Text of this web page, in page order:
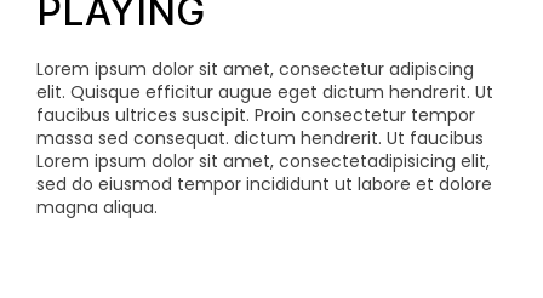
PLAYING
Lorem ipsum dolor sit amet, consectetur adipiscing
elit. Quisque efficitur augue eget dictum hendrerit. Ut
faucibus ultrices suscipit. Proin consectetur tempor
massa sed consequat. dictum hendrerit. Ut faucibus
Lorem ipsum dolor sit amet, consectetadipisicing elit,
sed do eiusmod tempor incididunt ut labore et dolore
magna aliqua.